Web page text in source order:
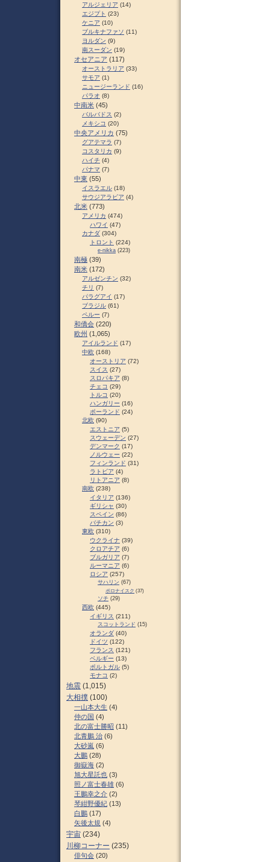
アルジェリア (14)
エジプト (23)
ケニア (10)
ブルキナファソ (11)
ヨルダン (9)
南スーダン (19)
オセアニア (117)
オーストラリア (33)
サモア (1)
ニュージーランド (16)
パラオ (8)
中南米 (45)
バルバドス (2)
メキシコ (20)
中央アメリカ (75)
グアテマラ (7)
コスタリカ (9)
ハイチ (4)
パナマ (7)
中東 (55)
イスラエル (18)
サウジアラビア (4)
北米 (773)
アメリカ (474)
ハワイ (47)
カナダ (304)
トロント (224)
e-nikka (223)
南極 (39)
南米 (172)
アルゼンチン (32)
チリ (7)
パラグアイ (17)
ブラジル (61)
ペルー (7)
和僑会 (220)
欧州 (1,065)
アイルランド (17)
中欧 (168)
オーストリア (72)
スイス (27)
スロパキア (8)
チェコ (29)
トルコ (20)
ハンガリー (16)
ポーランド (24)
北欧 (90)
エストニア (5)
スウェーデン (27)
デンマーク (17)
ノルウェー (22)
フィンランド (31)
ラトビア (4)
リトアニア (8)
南欧 (238)
イタリア (136)
ギリシャ (30)
スペイン (86)
バチカン (3)
東欧 (310)
ウクライナ (39)
クロアチア (6)
ブルガリア (7)
ルーマニア (6)
ロシア (257)
サハリン (67)
ポロナイスク (37)
ソチ (29)
西欧 (445)
イギリス (211)
スコットランド (15)
オランダ (40)
ドイツ (122)
フランス (121)
ベルギー (13)
ポルトガル (5)
モナコ (2)
地震 (1,015)
大相撲 (100)
一山本大生 (4)
仲の国 (4)
北の富士勝昭 (11)
北青鵬 治 (6)
大砂嵐 (6)
大鵬 (28)
御嶽海 (2)
旭大星託也 (3)
照ノ富士春雄 (6)
王鵬幸之介 (2)
琴紺野優紀 (13)
白鵬 (17)
矢後太規 (4)
宇宙 (234)
川柳コーナー (235)
俳句会 (20)